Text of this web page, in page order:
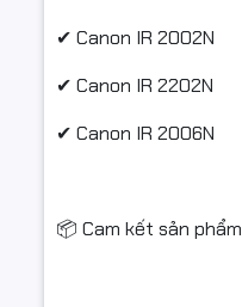
✔ Canon IR 2002N
✔ Canon IR 2202N
✔ Canon IR 2006N
📦 Cam kết sản phẩm